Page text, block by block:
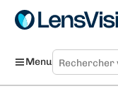
Menu